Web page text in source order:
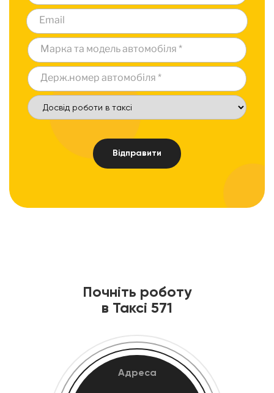
Почніть роботу
в Таксі 571
Адреса